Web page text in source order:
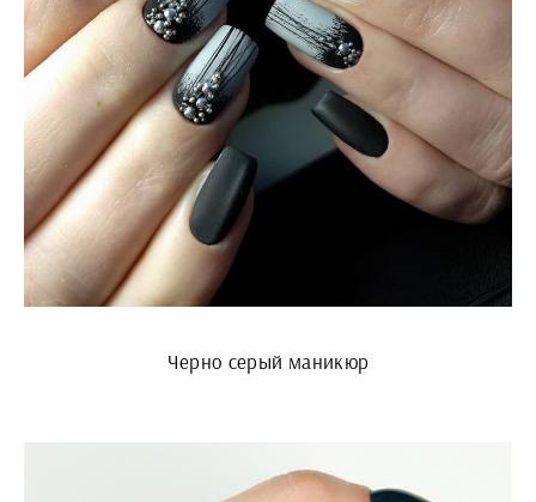
Черно серый маникюр